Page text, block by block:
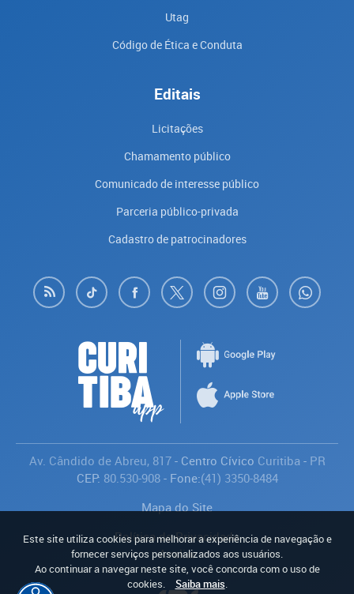
Utag
Código de Ética e Conduta
Editais
Licitações
Chamamento público
Comunicado de interesse público
Parceria público-privada
Cadastro de patrocinadores
Av. Cândido de Abreu, 817- Centro Cívico Curitiba- PR
CEP: 80.530-908- Fone:(41) 3350-8484
Mapa do Site
Política de Privacidade
Avaliar
Este site utiliza cookies para melhorar a experiência de navegação e
fornecer serviços personalizados aos usuários.
Ao continuar a navegar neste site, você concorda com o uso de
cookies.
Saiba mais.